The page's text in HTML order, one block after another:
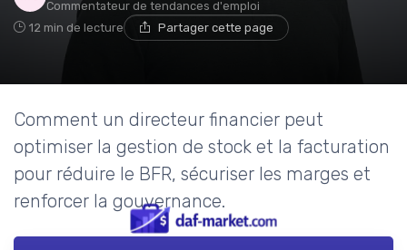
Commentateur de tendances d'emploi
12 min de lecture Partager cette page
Comment un directeur financier peut
optimiser la gestion de stock et la facturation
pour réduire le BFR, sécuriser les marges et
renforcer la gouvernance.